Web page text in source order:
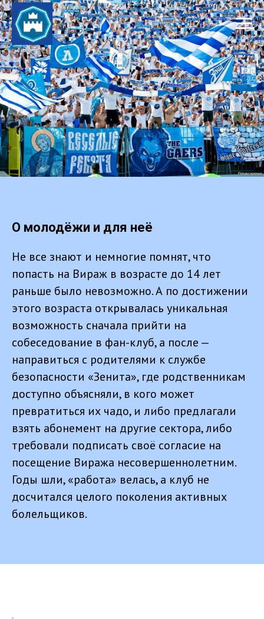
О молодёжи и для неё
Не все знают и немногие помнят, что
попасть на Вираж в возрасте до 14 лет
раньше было невозможно. А по достижении
этого возраста открывалась уникальная
возможность сначала прийти на
собеседование в фан-клуб, а после —
направиться с родителями к службе
безопасности «Зенита», где родственникам
доступно объясняли, в кого может
превратиться их чадо, и либо предлагали
взять абонемент на другие сектора, либо
требовали подписать своё согласие на
посещение Виража несовершеннолетним.
Годы шли, «работа» велась, а клуб не
досчитался целого поколения активных
болельщиков.